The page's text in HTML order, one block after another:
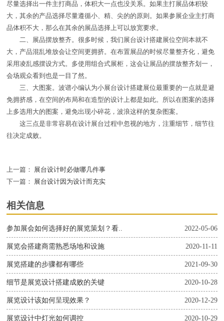
尽量选择出一件主打商品，体积大一点也没关系。如果主打展品体积较
大，其余的产品选择尽量遵循小、精、尖的的原则。如果参展企业主打商
品体积不大，那么在其余的展品选择上可以放宽要求。
二、展品摆放整齐。很多时候，我们展台设计搭建展位空间本就不
大，产品混乱堆放会让空间更拥挤。在布置展品的时候尽量整齐化，避免
采用凌乱感摆设方式。多使用组合式展柜，这会让展品的摆放整齐划一，
会场观众看到也是一目了然。
三、大图案。波谱小编认为小展台设计搭建展位最重要的一点就是避
免拥挤感，在空间的布局和在造型的设计上都是如此。所以在图案的选择
上多选用大的图案，避免出现小碎花，波浪这样的复杂图案。
这三点是非常容易在设计展台过程中忽视的地方，注重细节，细节往
往决定成败。
上一篇：
展台设计时必做哪几件事
下一篇：
展台设计因为设计而充实
相关信息
2022-05-06
参加展会如何选择好的展览策划？看..
2020-11-11
展览会搭建商需熟悉场地和设施
2021-09-30
展览搭建的步骤都有哪些
2020-10-28
细节是展览设计搭建成败的关键
2020-12-29
展览设计该如何呈现效果？
2020-10-29
展览设计中灯光如何调控